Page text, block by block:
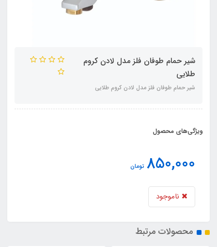
شیر حمام طوفان فلز مدل لادن کروم
طلایی
شیر حمام طوفان فلز مدل لادن کروم طلایی
ویژگی‌های محصول
850,000 تومان
ناموجود
محصولات مرتبط